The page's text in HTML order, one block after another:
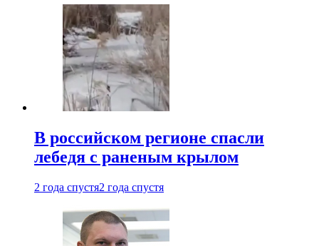
В российском регионе спасли
лебедя с раненым крылом
2 года спустя2 года спустя